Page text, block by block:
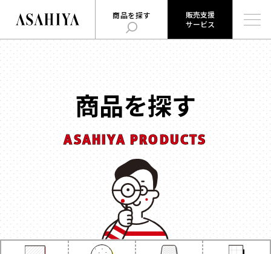
商品を探す
販売支援
サービス
販売支援
サービス
とは
ログイン
旭屋について
ABOUT US
旭屋ジャーナル
ASAHIYA JOURNAL
ハコまじめさんに相談だ！
Q&A
商品を探す
用途 で探す
時計
お菓子
ジュエリー
形状 で探す
販売支援サービスとは
ログイン
お知らせ
お問い合わせ
会社概要
採用情報
商品を探す
ASAHIYA PRODUCTS